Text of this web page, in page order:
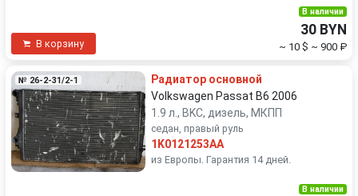
В корзину
В наличии
30 BYN
~ 10 $ ~ 900 ₽
№ 26-2-31/2-1
Радиатор основной
Volkswagen Passat B6 2006
1.9 л., BKC, дизель, МКПП
седан, правый руль
1K0121253AA
из Европы. Гарантия 14 дней.
В наличии